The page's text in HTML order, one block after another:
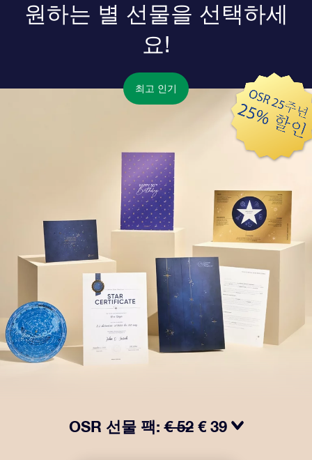
원하는 별 선물을 선택하세
요!
최고 인기
OSR 선물 팩:€ 52 € 39